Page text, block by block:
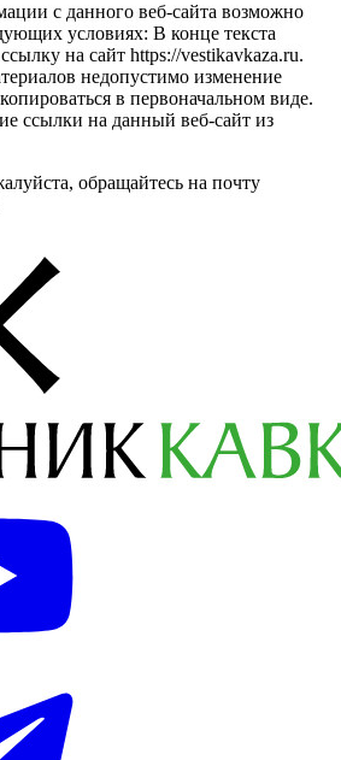
с данного веб-сайта возможно
условиях: В конце текста
на сайт https://vestikavkaza.ru.
недопустимо изменение
в первоначальном виде.
ссылки на данный веб-сайт из
обращайтесь на почту